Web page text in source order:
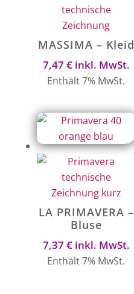
MASSIMA – Kleid
7,47 € inkl. MwSt.
Enthält 7% MwSt.
LA PRIMAVERA –
Bluse
7,37 € inkl. MwSt.
Enthält 7% MwSt.